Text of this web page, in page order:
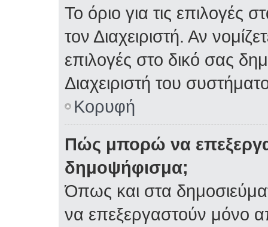
Το όριο για τις επιλογές
τον Διαχειριστή. Αν
επιλογές στο δικό σας
Διαχειριστή του
Κορυφή
Πώς μπορώ να
δημοψήφισμα;
Όπως και στα
να επεξεργαστούν μόνο